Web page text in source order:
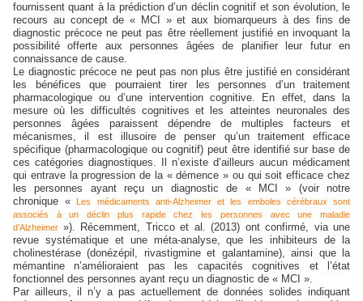
fournissent quant à la prédiction d’un déclin cognitif et son évolution, le
recours au concept de « MCI » et aux biomarqueurs à des fins de
diagnostic précoce ne peut pas être réellement justifié en invoquant la
possibilité offerte aux personnes âgées de planifier leur futur en
connaissance de cause.
Le diagnostic précoce ne peut pas non plus être justifié en considérant
les bénéfices que pourraient tirer les personnes d’un traitement
pharmacologique ou d’une intervention cognitive. En effet, dans la
mesure où les difficultés cognitives et les atteintes neuronales des
personnes âgées paraissent dépendre de multiples facteurs et
mécanismes, il est illusoire de penser qu’un traitement efficace
spécifique (pharmacologique ou cognitif) peut être identifié sur base de
ces catégories diagnostiques. Il n’existe d’ailleurs aucun médicament
qui entrave la progression de la « démence » ou qui soit efficace chez
les personnes ayant reçu un diagnostic de « MCI » (voir notre
chronique « Les médicaments anti-Alzheimer et les emboles cérébraux sont
associés à un déclin plus rapide chez les personnes avec une maladie
d’Alzheimer »). Récemment, Tricco et al. (2013) ont confirmé, via une
revue systématique et une méta-analyse, que les inhibiteurs de la
cholinestérase (donézépil, rivastigmine et galantamine), ainsi que la
mémantine n’amélioraient pas les capacités cognitives et l’état
fonctionnel des personnes ayant reçu un diagnostic de « MCI ».
Par ailleurs, il n’y a pas actuellement de données solides indiquant